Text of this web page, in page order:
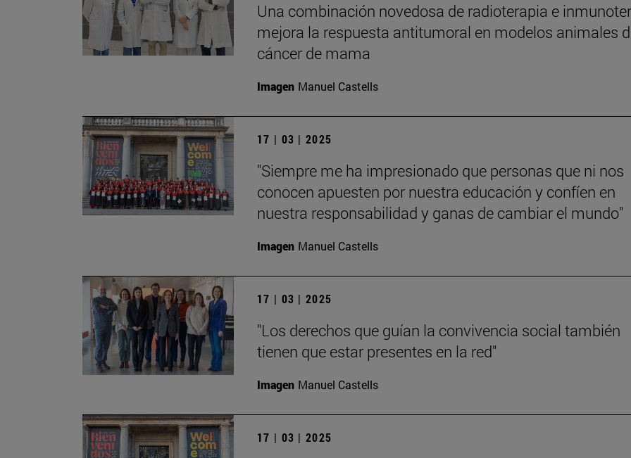
Una combinación novedosa de radioterapia e
mejora la respuesta antitumoral en modelos animales
cáncer de mama
Imagen Manuel Castells
17 | 03 | 2025
"Siempre me ha impresionado que personas que ni nos
conocen apuesten por nuestra educación y confíen en
nuestra responsabilidad y ganas de cambiar el mundo"
Imagen Manuel Castells
17 | 03 | 2025
"Los derechos que guían la convivencia social también
tienen que estar presentes en la red"
Imagen Manuel Castells
17 | 03 | 2025